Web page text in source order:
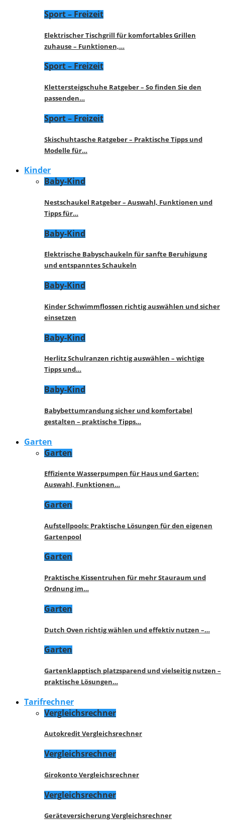
Sport – Freizeit
Elektrischer Tischgrill für komfortables Grillen
zuhause – Funktionen,…
Sport – Freizeit
Klettersteigschuhe Ratgeber – So finden Sie den
passenden…
Sport – Freizeit
Skischuhtasche Ratgeber – Praktische Tipps und
Modelle für…
Kinder
Baby-Kind
Nestschaukel Ratgeber – Auswahl, Funktionen und
Tipps für…
Baby-Kind
Elektrische Babyschaukeln für sanfte Beruhigung
und entspanntes Schaukeln
Baby-Kind
Kinder Schwimmflossen richtig auswählen und sicher
einsetzen
Baby-Kind
Herlitz Schulranzen richtig auswählen – wichtige
Tipps und…
Baby-Kind
Babybettumrandung sicher und komfortabel
gestalten – praktische Tipps…
Garten
Garten
Effiziente Wasserpumpen für Haus und Garten:
Auswahl, Funktionen…
Garten
Aufstellpools: Praktische Lösungen für den eigenen
Gartenpool
Garten
Praktische Kissentruhen für mehr Stauraum und
Ordnung im…
Garten
Dutch Oven richtig wählen und effektiv nutzen –…
Garten
Gartenklapptisch platzsparend und vielseitig nutzen –
praktische Lösungen…
Tarifrechner
Vergleichsrechner
Autokredit Vergleichsrechner
Vergleichsrechner
Girokonto Vergleichsrechner
Vergleichsrechner
Geräteversicherung Vergleichsrechner